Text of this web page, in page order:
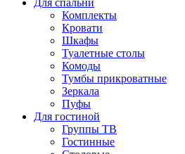
Для спальни
Комплекты
Кровати
Шкафы
Туалетные столы
Комоды
Тумбы прикроватные
Зеркала
Пуфы
Для гостиной
Группы ТВ
Гостинные